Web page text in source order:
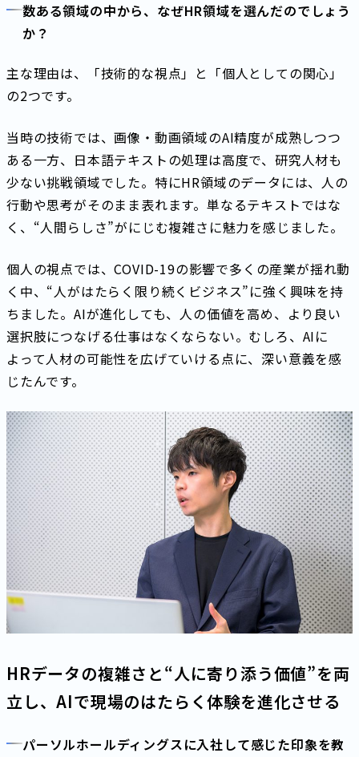
数ある領域の中から、なぜHR領域を選んだのでしょう
か？
主な理由は、「技術的な視点」と「個人としての関心」
の2つです。
当時の技術では、画像・動画領域のAI精度が成熟しつつ
ある一方、日本語テキストの処理は高度で、研究人材も
少ない挑戦領域でした。特にHR領域のデータには、人の
行動や思考がそのまま表れます。単なるテキストではな
く、“人間らしさ”がにじむ複雑さに魅力を感じました。
個人の視点では、COVID-19の影響で多くの産業が揺れ動
く中、“人がはたらく限り続くビジネス”に強く興味を持
ちました。AIが進化しても、人の価値を高め、より良い
選択肢につなげる仕事はなくならない。むしろ、AIに
よって人材の可能性を広げていける点に、深い意義を感
じたんです。
HRデータの複雑さと“人に寄り添う価値”を両
立し、AIで現場のはたらく体験を進化させる
パーソルホールディングスに入社して感じた印象を教